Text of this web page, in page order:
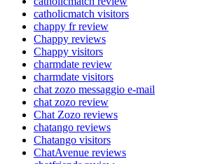
catholicmatch visitors
chappy fr review
Chappy reviews
Chappy visitors
charmdate review
charmdate visitors
chat zozo messaggio e-mail
chat zozo review
Chat Zozo reviews
chatango reviews
Chatango visitors
ChatAvenue reviews